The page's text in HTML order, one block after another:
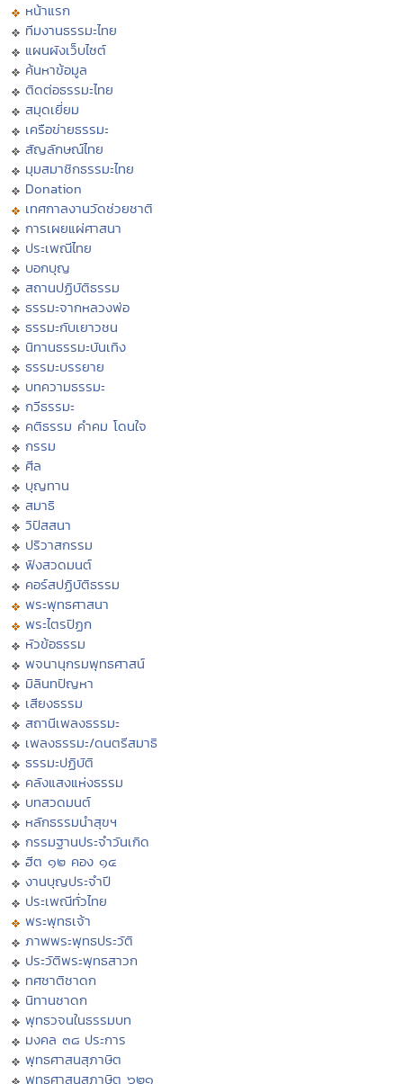
หน้าแรก
ทีมงานธรรมะไทย
แผนผังเว็บไซต์
ค้นหาข้อมูล
ติดต่อธรรมะไทย
สมุดเยี่ยม
เครือข่ายธรรมะ
สัญลักษณ์ไทย
มุมสมาชิกธรรมะไทย
Donation
เทศกาลงานวัดช่วยชาติ
การเผยแผ่ศาสนา
ประเพณีไทย
บอกบุญ
สถานปฏิบัติธรรม
ธรรมะจากหลวงพ่อ
ธรรมะกับเยาวชน
นิทานธรรมะบันเทิง
ธรรมะบรรยาย
บทความธรรมะ
กวีธรรมะ
คติธรรม คำคม โดนใจ
กรรม
ศีล
บุญทาน
สมาธิ
วิปัสสนา
ปริวาสกรรม
ฟังสวดมนต์
คอร์สปฏิบัติธรรม
พระพุทธศาสนา
พระไตรปิฏก
หัวข้อธรรม
พจนานุกรมพุทธศาสน์
มิลินทปัญหา
เสียงธรรม
สถานีเพลงธรรมะ
เพลงธรรมะ/ดนตรีสมาธิ
ธรรมะปฏิบัติ
คลังแสงแห่งธรรม
บทสวดมนต์
หลักธรรมนำสุขฯ
กรรมฐานประจำวันเกิด
ฮีต ๑๒ คอง ๑๔
งานบุญประจำปี
ประเพณีทั่วไทย
พระพุทธเจ้า
ภาพพระพุทธประวัติ
ประวัติพระพุทธสาวก
ทศชาติชาดก
นิทานชาดก
พุทธวจนในธรรมบท
มงคล ๓๘ ประการ
พุทธศาสนสุภาษิต
พุทธศาสนสุภาษิต ๖๒๑